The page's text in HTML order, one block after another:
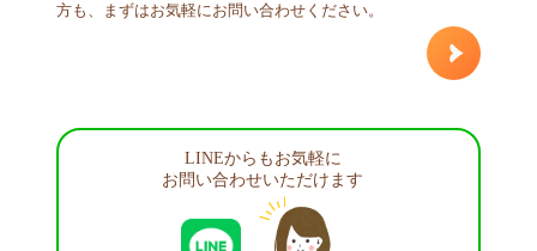
方も、まずはお気軽にお問い合わせください。
LINEからもお気軽に
お問い合わせいただけます